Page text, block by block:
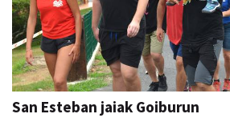
San Esteban jaiak Goiburun